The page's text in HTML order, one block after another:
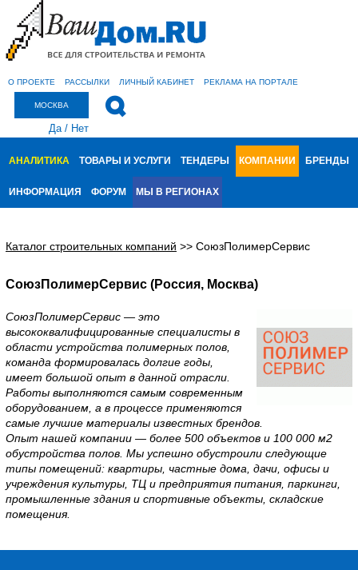
О ПРОЕКТЕ РАССЫЛКИ ЛИЧНЫЙ КАБИНЕТ РЕКЛАМА НА ПОРТАЛЕ
МОСКВА
Да/ Нет
АНАЛИТИКА ТОВАРЫ И УСЛУГИ ТЕНДЕРЫ КОМПАНИИ БРЕНДЫ
ИНФОРМАЦИЯ ФОРУМ МЫ В РЕГИОНАХ
Каталог строительных компаний >> СоюзПолимерСервис
СоюзПолимерСервис (Россия, Москва)
СоюзПолимерСервис — это
высококвалифицированные специалисты в
области устройства полимерных полов,
команда формировалась долгие годы,
имеет большой опыт в данной отрасли.
Работы выполняются самым современным
оборудованием, а в процессе применяются
самые лучшие материалы известных брендов.
Опыт нашей компании — более 500 объектов и 100 000 м2
обустройства полов. Мы успешно обустроили следующие
типы помещений: квартиры, частные дома, дачи, офисы и
учреждения культуры, ТЦ и предприятия питания, паркинги,
промышленные здания и спортивные объекты, складские
помещения.